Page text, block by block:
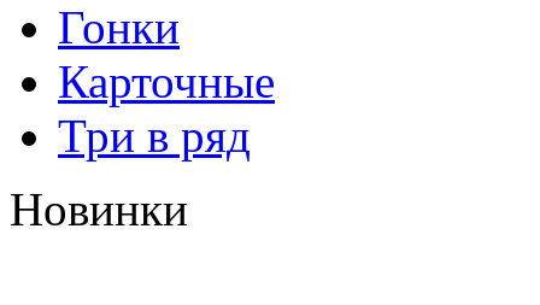
Гонки
Карточные
Три в ряд
Новинки